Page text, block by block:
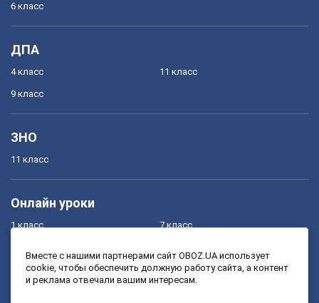
6 класс
ДПА
4 класс
9 класс
11 класс
ЗНО
11 класс
Онлайн уроки
1 класс
3 класс
7 класс
9 класс
Вместе с нашими партнерами сайт OBOZ.UA использует
cookie, чтобы обеспечить должную работу сайта, а контент
и реклама отвечали вашим интересам.